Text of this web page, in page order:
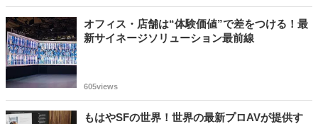
オフィス・店舗は“体験価値”で差をつける！最
新サイネージソリューション最前線
605views
もはやSFの世界！世界の最新プロAVが提供す